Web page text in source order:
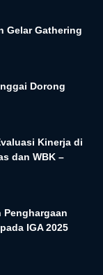
Gelar Gathering
Dorong
Kinerja di
dan WBK –
Penghargaan
IGA 2025